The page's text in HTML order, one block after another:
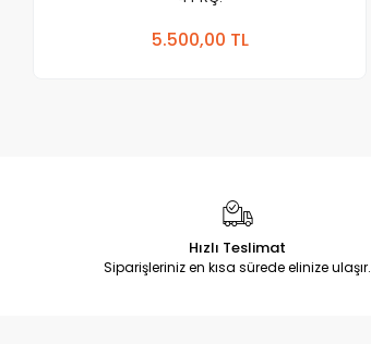
5.500,00 TL
Hızlı Teslimat
Siparişleriniz en kısa sürede elinize ulaşır.